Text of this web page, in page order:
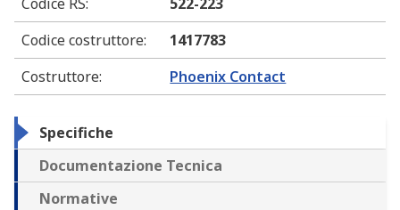
Codice RS:
522-223
Codice costruttore:
1417783
Costruttore: Phoenix Contact
Specifiche
Documentazione Tecnica
Normative